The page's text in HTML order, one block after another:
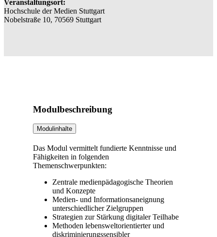
Veranstaltungsort:
Hochschule der Medien Stuttgart
Nobelstraße 10, 70569 Stuttgart
Modulbeschreibung
Modulinhalte
Das Modul vermittelt fundierte Kenntnisse und
Fähigkeiten in folgenden
Themenschwerpunkten:
Zentrale medienpädagogische Theorien
und Konzepte
Medien- und Informationsaneignung
unterschiedlicher Zielgruppen
Strategien zur Stärkung digitaler Teilhabe
Methoden lebensweltorientierter und
diskriminierungssensibler